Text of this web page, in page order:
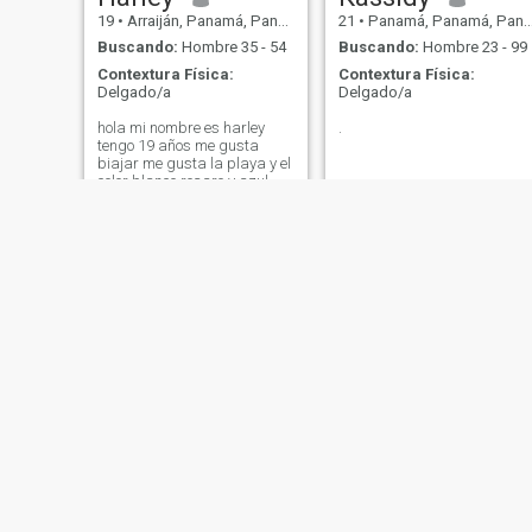
19 • Arraiján, Panamá, Panamá
Buscando: Hombre 35 - 54
Contextura Física:
Delgado/a
hola mi nombre es harley
tengo 19 años me gusta
biajar me gusta la playa y el
color blanco rosaro y azul me
21 • Panamá, Panamá, Panamá
Buscando: Hombre 23 - 99
Contextura Física:
Delgado/a